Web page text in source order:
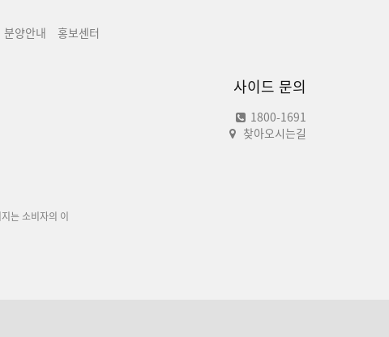
분양안내 홍보센터
사이드 문의
1800-1691
찾아오시는길
는 소비자의 이